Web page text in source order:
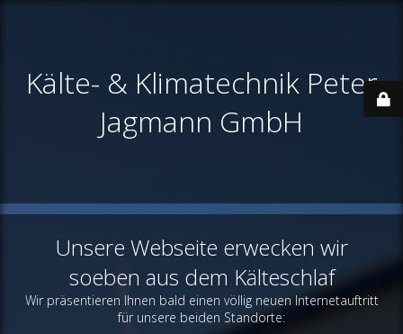
Kälte- & Klimatechnik Peter
Jagmann GmbH
Unsere Webseite erwecken wir
soeben aus dem Kälteschlaf
Wir präsentieren Ihnen bald einen völlig neuen Internetauftritt
für unsere beiden Standorte: